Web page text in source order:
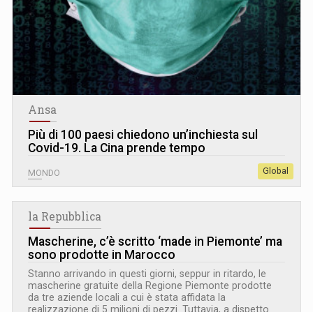
Ansa
Più di 100 paesi chiedono un’inchiesta sul
Covid-19. La Cina prende tempo
MONDO Global
la Repubblica
Mascherine, c’è scritto ‘made in Piemonte’ ma
sono prodotte in Marocco
Stanno arrivando in questi giorni, seppur in ritardo, le
mascherine gratuite della Regione Piemonte prodotte
da tre aziende locali a cui è stata affidata la
realizzazione di 5 milioni di pezzi. Tuttavia, a dispetto